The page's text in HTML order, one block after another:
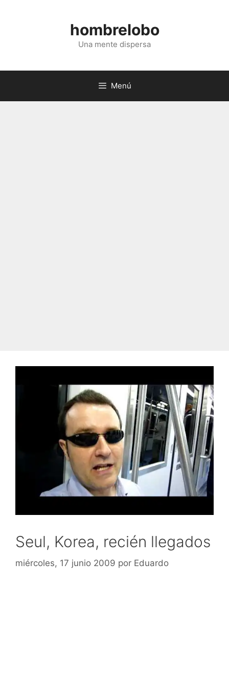
hombrelobo
Una mente dispersa
Menú
Seul, Korea, recién llegados
miércoles, 17 junio 2009 por Eduardo